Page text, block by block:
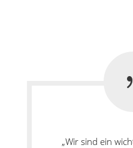
„Wir sind ein